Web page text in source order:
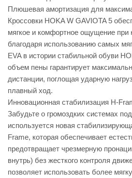
Плюшевая амортизация для
Кроссовки HOKA W GAVIOTA 5
мягкое и комфортное ощущение при
благодаря использованию самых
EVA в истории стабильной обуви
объем пены гарантирует
дистанции, поглощая ударную
плавный ход.
Инновационная стабилизация H-
Забудьте о громоздких системах
используется новая
Frame, которая обеспечивает
предотвращает чрезмерную
внутрь) без жесткого контроля
позволяет использовать более